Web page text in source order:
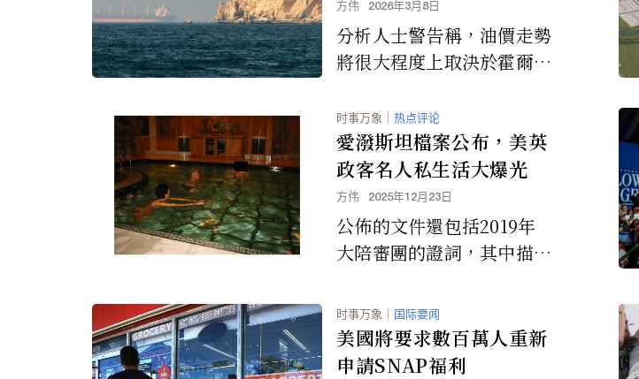
方伟 2026年3月8日
分析人士警告稱，油價走勢
將很大程度上取決於霍爾木
茲海峽是伊朗海岸附近的一
條狹窄水道，全球約五分之
一的石油供應通常都要經過
此地。
时事万象 ｜ 热点评论
愛潑斯坦檔案公布，美英
政客名人私生活大爆光
方伟 2025年12月23日
公佈的文件還包括2019年
大陪審團的證詞，其中描述
少年，而麥克斯韋則扮演了
協助者的角色。
时事万象 ｜ 国际要闻
美國將要求數百萬人重新
申請SNAP福利